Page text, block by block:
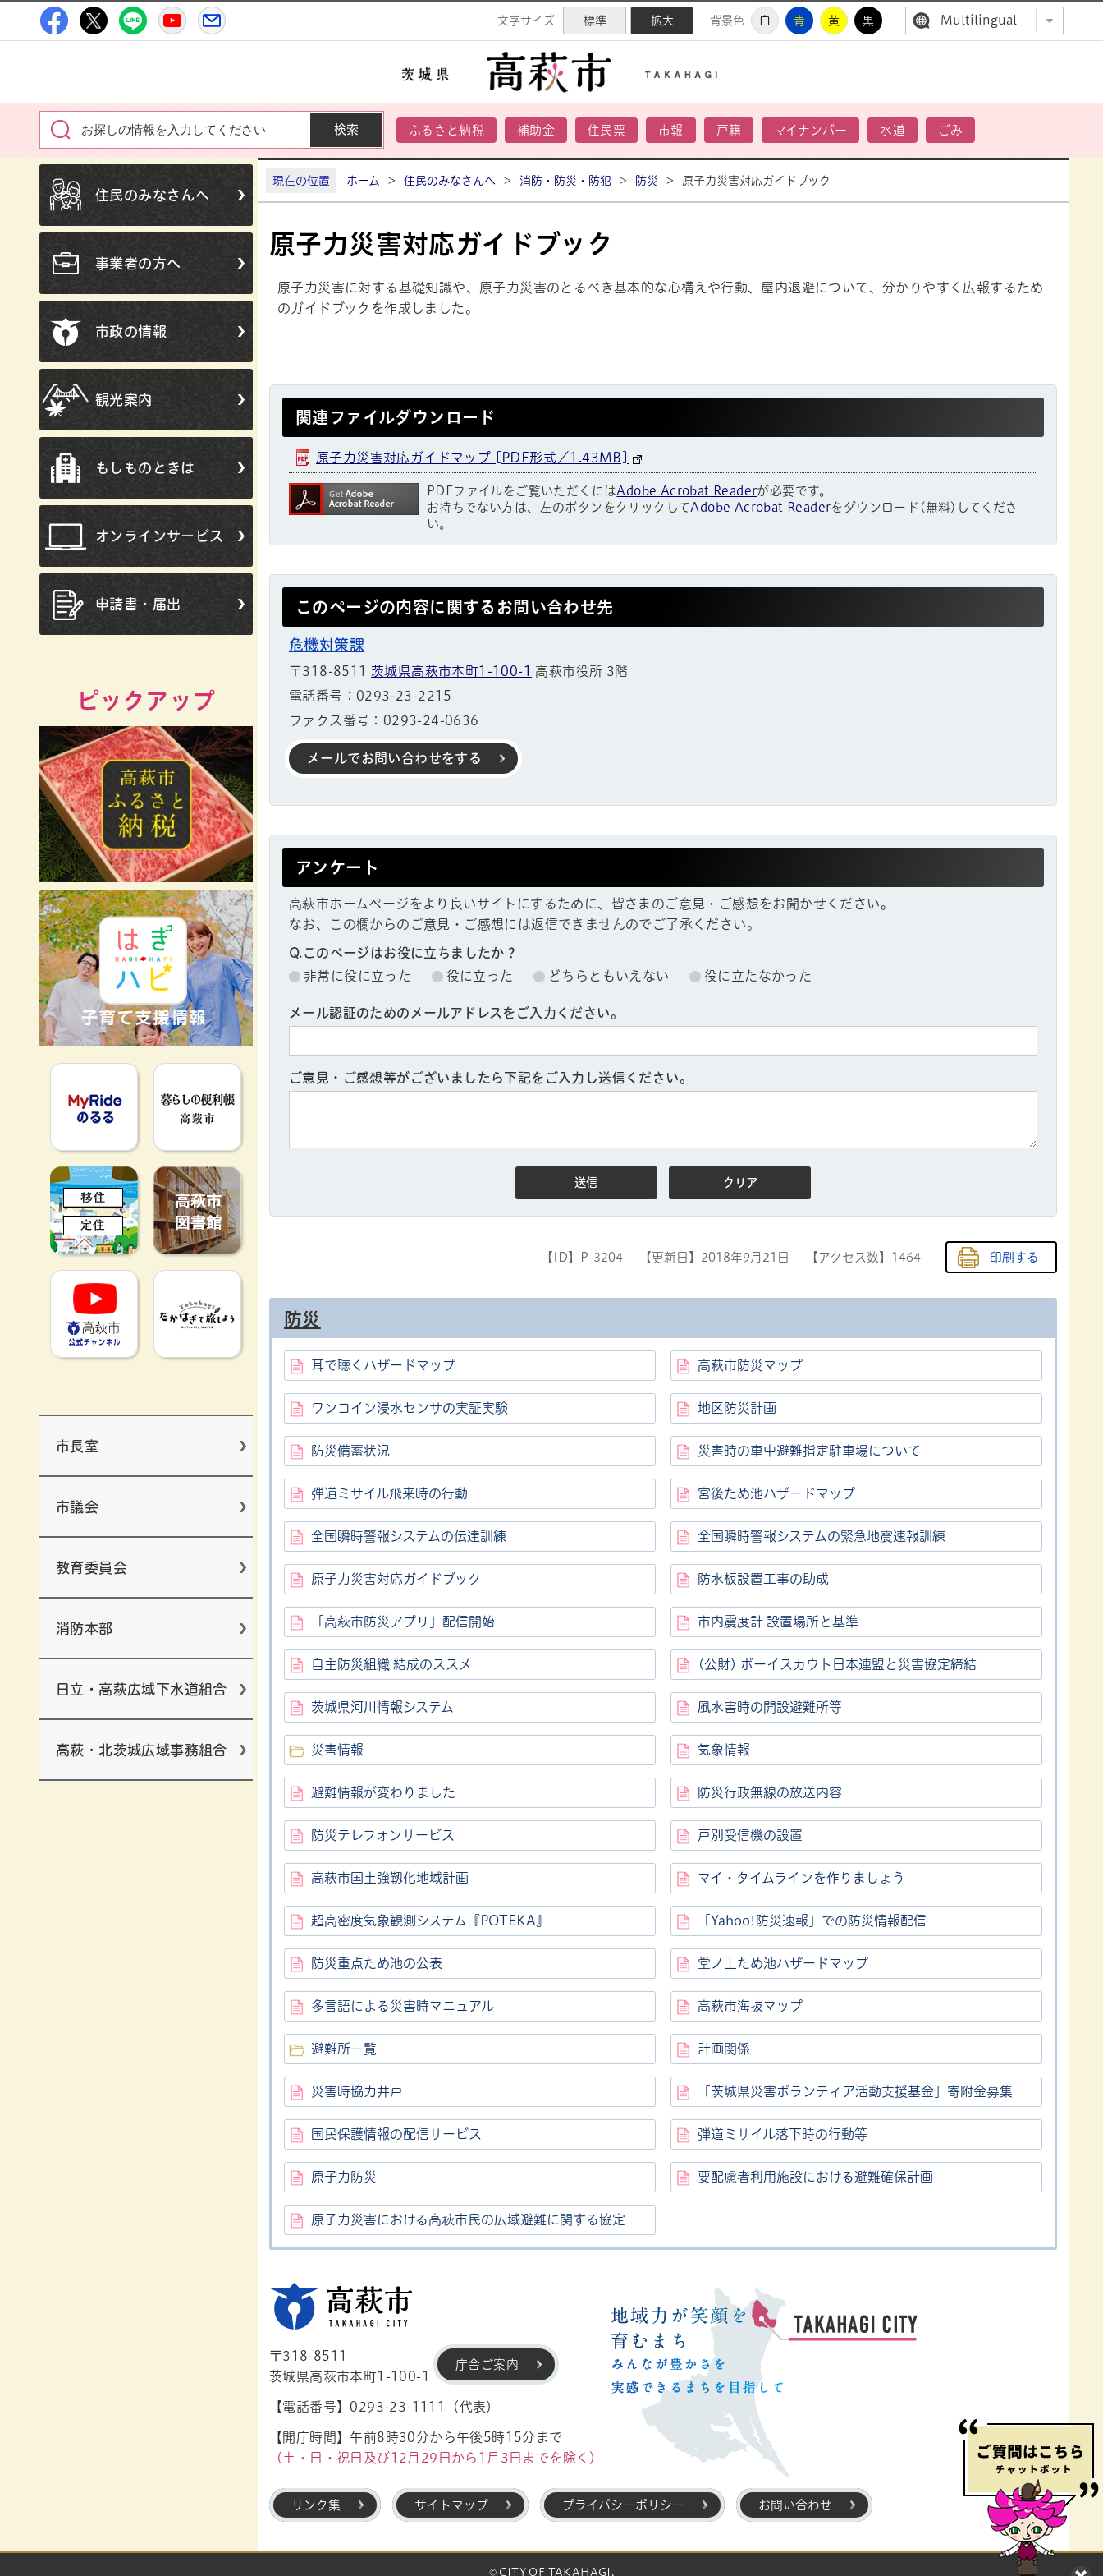
高萩市公式Facebook
高萩市公式X高萩市公式LINE
高萩市YouTube公式チャンネル 文字サイズ 標準 拡大 背景色 白 青 黄 黒 Multilingual
ふるさと納税 補助金 住民票 市報 戸籍 マイナンバー 水道 ごみ
住民のみなさんへ
事業者の方へ
市政の情報
観光案内
もしものときは
オンラインサービス
申請書・届出
ピックアップ
MyRideのるる 暮らしの便利帳
移住定住
高萩市YouTube公式チャンネル
市長室
市議会
教育委員会
消防本部
日立・高萩広域下水道組合
高萩・北茨城広域事務組合
現在の位置 ホーム > 住民のみなさんへ > 消防・防災・防犯 > 防災 > 原子力災害対応ガイドブック
原子力災害対応ガイドブック
原子力災害に対する基礎知識や、原子力災害のとるべき基本的な心構えや行動、屋内退避について、分かりやすく広報するため
のガイドブックを作成しました。
関連ファイルダウンロード
原子力災害対応ガイドマップ [PDF形式／1.43MB]
PDFファイルをご覧いただくにはAdobe Acrobat Readerが必要です。
お持ちでない方は、左のボタンをクリックして Adobe Acrobat Readerをダウンロード(無料)してくださ
い。
このページの内容に関するお問い合わせ先
危機対策課
〒318-8511 茨城県高萩市本町1-100-1
高萩市役所 3階
電話番号：0293-23-2215
ファクス番号：0293-24-0636
メールでお問い合わせをする
アンケート
高萩市ホームページをより良いサイトにするために、皆さまのご意見・ご感想をお聞かせください。
なお、この欄からのご意見・ご感想には返信できませんのでご了承ください。
Q.このページはお役に立ちましたか？
非常に役に立った
役に立った どちらともいえない 役に立たなかった
メール認証のためのメールアドレスをご入力ください。
ご意見・ご感想等がございましたら下記をご入力し送信ください。
【ID】 P-3204 【更新日】 2018年9月21日 【アクセス数】 1464 印刷する
防災
耳で聴くハザードマップ 高萩市防災マップ
ワンコイン浸水センサの実証実験 地区防災計画
防災備蓄状況 災害時の車中避難指定駐車場について
弾道ミサイル飛来時の行動 宮後ため池ハザードマップ
全国瞬時警報システムの伝達訓練 全国瞬時警報システムの緊急地震速報訓練
原子力災害対応ガイドブック 防水板設置工事の助成
「高萩市防災アプリ」配信開始 市内震度計 設置場所と基準
自主防災組織 結成のススメ (公財) ボーイスカウト日本連盟と災害協定締結
茨城県河川情報システム 風水害時の開設避難所等
災害情報 気象情報
避難情報が変わりました 防災行政無線の放送内容
防災テレフォンサービス 戸別受信機の設置
高萩市国土強靱化地域計画 マイ・タイムラインを作りましょう
超高密度気象観測システム『POTEKA』 「Yahoo!防災速報」での防災情報配信
防災重点ため池の公表 堂ノ上ため池ハザードマップ
多言語による災害時マニュアル 高萩市海抜マップ
避難所一覧 計画関係
災害時協力井戸 「茨城県災害ボランティア活動支援基金」寄附金募集
国民保護情報の配信サービス 弾道ミサイル落下時の行動等
原子力防災 要配慮者利用施設における避難確保計画
原子力災害における高萩市民の広域避難に関する協定
〒318-8511
茨城県高萩市本町1-100-1
【電話番号】0293-23-1111（代表）
【開庁時間】午前8時30分から午後5時15分まで
（土・日・祝日及び12月29日から1月3日までを除く）
庁舎ご案内
リンク集 サイトマップ プライバシーポリシー お問い合わせ
© CITY OF TAKAHAGI.